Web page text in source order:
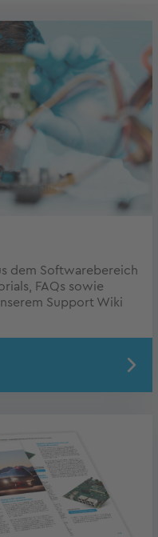
dem Softwarebereich
FAQs sowie
Support Wiki